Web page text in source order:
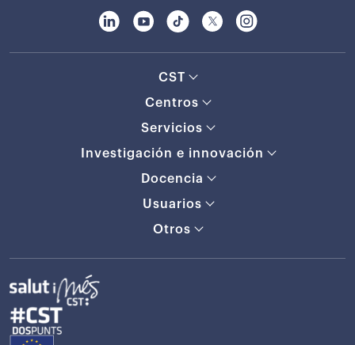
CST
Centros
Servicios
Investigación e innovación
Docencia
Usuarios
Otros